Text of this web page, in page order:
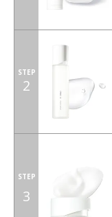
STEP
2
STEP
3